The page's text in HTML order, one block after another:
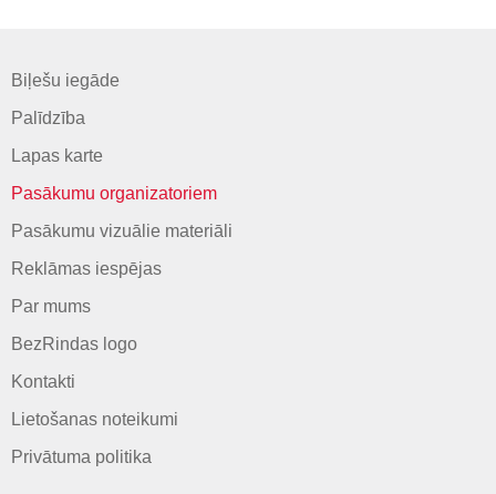
Biļešu iegāde
Palīdzība
Lapas karte
Pasākumu organizatoriem
Pasākumu vizuālie materiāli
Reklāmas iespējas
Par mums
BezRindas logo
Kontakti
Lietošanas noteikumi
Privātuma politika